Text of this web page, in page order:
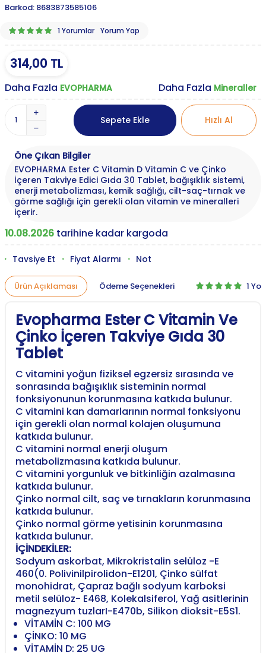
Barkod: 8683873585106
1 Yorumlar Yorum Yap
314,00 TL
Daha Fazla EVOPHARMA Daha Fazla Mineraller
Sepete Ekle Hızlı Al
Öne Çıkan Bilgiler
EVOPHARMA Ester C Vitamin D Vitamin C ve Çinko
İçeren Takviye Edici Gıda 30 Tablet, bağışıklık sistemi,
enerji metabolizması, kemik sağlığı, cilt-saç-tırnak ve
görme sağlığı için gerekli olan vitamin ve mineralleri
içerir.
10.08.2026 tarihine kadar kargoda
Tavsiye Et Fiyat Alarmı Not
Ürün Açıklaması Ödeme Seçenekleri 1
Evopharma Ester C Vitamin Ve
Çinko İçeren Takviye Gıda 30
Tablet
C vitamini yoğun fiziksel egzersiz sırasında ve
sonrasında bağışıklık sisteminin normal
fonksiyonunun korunmasına katkıda bulunur.
C vitamini kan damarlarının normal fonksiyonu
için gerekli olan normal kolajen oluşumuna
katkıda bulunur.
C vitamini normal enerji oluşum
metabolizmasına katkıda bulunur.
C vitamini yorgunluk ve bitkinliğin azalmasına
katkıda bulunur.
Çinko normal cilt, saç ve tırnakların korunmasına
katkıda bulunur.
Çinko normal görme yetisinin korunmasına
katkıda bulunur.
İÇİNDEKİLER:
Sodyum askorbat, Mikrokristalin selüloz -E
460(0. Polivinilpirolidon-E1201, Çinko sülfat
monohidrat, Çapraz bağlı sodyum karboksi
metil selüloz- E468, Kolekalsiferol, Yağ asitlerinin
magnezyum tuzlarI-E470b, Silikon dioksit-E5S1.
VİTAMİN C: 100 MG
ÇİNKO: 10 MG
VİTAMİN D: 25 UG